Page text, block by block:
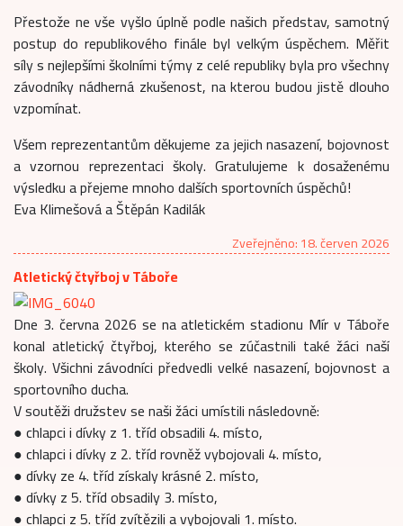
Přestože ne vše vyšlo úplně podle našich představ, samotný
postup do republikového finále byl velkým úspěchem. Měřit
síly s nejlepšími školními týmy z celé republiky byla pro všechny
závodníky nádherná zkušenost, na kterou budou jistě dlouho
vzpomínat.
Všem reprezentantům děkujeme za jejich nasazení, bojovnost
a vzornou reprezentaci školy. Gratulujeme k dosaženému
výsledku a přejeme mnoho dalších sportovních úspěchů!
Eva Klimešová a Štěpán Kadilák
Zveřejněno: 18. červen 2026
Atletický čtyřboj v Táboře
Dne 3. června 2026 se na atletickém stadionu Mír v Táboře
konal atletický čtyřboj, kterého se zúčastnili také žáci naší
školy. Všichni závodníci předvedli velké nasazení, bojovnost a
sportovního ducha.
V soutěži družstev se naši žáci umístili následovně:
● chlapci i dívky z 1. tříd obsadili 4. místo,
● chlapci i dívky z 2. tříd rovněž vybojovali 4. místo,
● dívky ze 4. tříd získaly krásné 2. místo,
● dívky z 5. tříd obsadily 3. místo,
● chlapci z 5. tříd zvítězili a vybojovali 1. místo.